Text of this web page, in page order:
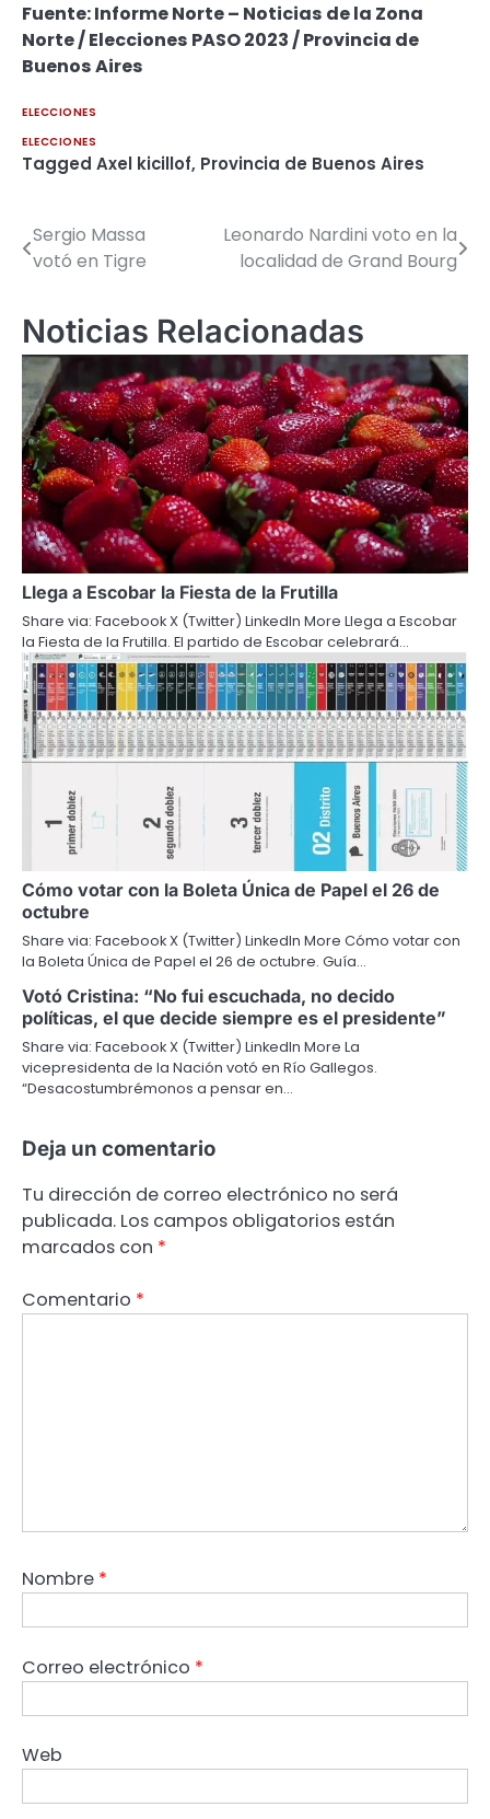
Fuente: Informe Norte – Noticias de la Zona
Norte / Elecciones PASO 2023 / Provincia de
Buenos Aires
ELECCIONES
ELECCIONES
Tagged Axel kicillof, Provincia de Buenos Aires
Navegación
entradas
Sergio Massa
votó en Tigre
Leonardo Nardini voto en la
localidad de Grand Bourg
Noticias Relacionadas
Llega a Escobar la Fiesta de la Frutilla
Share via: Facebook X (Twitter) LinkedIn More Llega a Escobar
la Fiesta de la Frutilla. El partido de Escobar celebrará…
Cómo votar con la Boleta Única de Papel el 26 de
octubre
Share via: Facebook X (Twitter) LinkedIn More Cómo votar con
la Boleta Única de Papel el 26 de octubre. Guía…
Votó Cristina: “No fui escuchada, no decido
políticas, el que decide siempre es el presidente”
Share via: Facebook X (Twitter) LinkedIn More La
vicepresidenta de la Nación votó en Río Gallegos.
“Desacostumbrémonos a pensar en…
Deja un comentario
Tu dirección de correo electrónico no será
publicada. Los campos obligatorios están
marcados con *
Comentario *
Nombre *
Correo electrónico *
Web